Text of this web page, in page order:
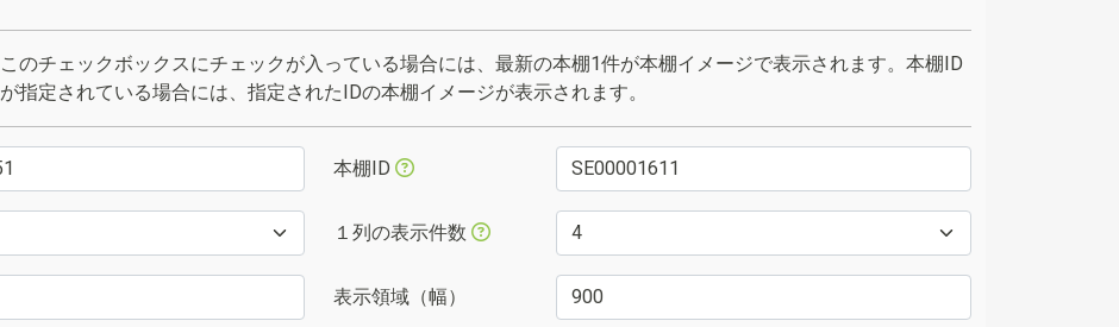
このチェックボックスにチェックが入っている場合には、最新の本棚1件が本棚イメージで表示されます。本棚ID
が指定されている場合には、指定されたIDの本棚イメージが表示されます。
本棚ID
１列の表示件数
表示領域（幅）